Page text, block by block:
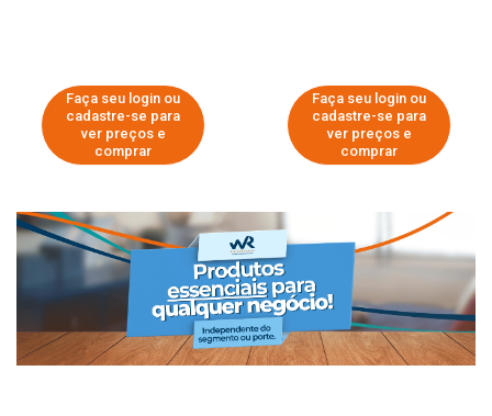
Faça seu login ou
cadastre-se para
ver preços e
comprar
Faça seu login ou
cadastre-se para
ver preços e
comprar